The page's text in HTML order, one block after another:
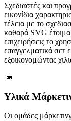
Σχεδιαστές και
εικονίδια
τέλεια με το
καθαρά SVG
επιχειρήσεις το
επαγγελματικά σετ
εξοικονομώντας
📣
Υλικά
Οι ομάδες